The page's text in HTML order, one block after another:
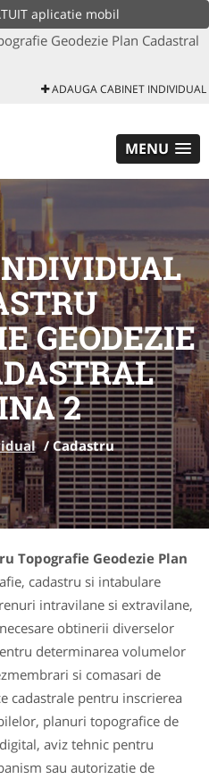
aplicatie mobil
Geodezie Plan Cadastral
ADAUGA CABINET INDIVIDUAL
MENU
GEODEZIE
2
/Cadastru
Topografie Geodezie Plan
cadastru si intabulare
intravilane si extravilane,
obtinerii diverselor
determinarea volumelor
si comasari de
cadastrale pentru inscrierea
planuri topografice de
aviz tehnic pentru
sau autorizatie de